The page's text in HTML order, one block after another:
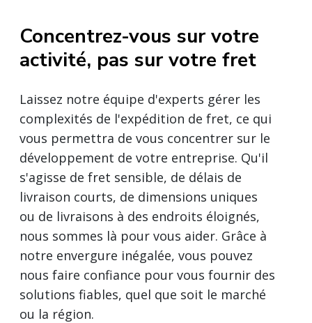
Concentrez-vous sur votre
activité, pas sur votre fret
Laissez notre équipe d'experts gérer les
complexités de l'expédition de fret, ce qui
vous permettra de vous concentrer sur le
développement de votre entreprise. Qu'il
s'agisse de fret sensible, de délais de
livraison courts, de dimensions uniques
ou de livraisons à des endroits éloignés,
nous sommes là pour vous aider. Grâce à
notre envergure inégalée, vous pouvez
nous faire confiance pour vous fournir des
solutions fiables, quel que soit le marché
ou la région.